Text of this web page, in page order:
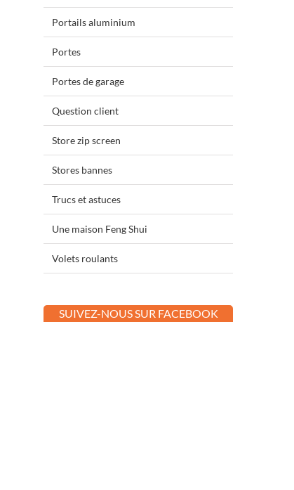
Portails aluminium
Portes
Portes de garage
Question client
Store zip screen
Stores bannes
Trucs et astuces
Une maison Feng Shui
Volets roulants
SUIVEZ-NOUS SUR FACEBOOK